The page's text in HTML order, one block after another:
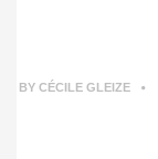
BY CÉCILE GLEIZE